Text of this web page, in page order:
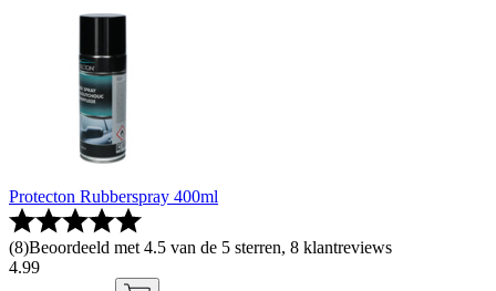
Protecton Rubberspray 400ml
(8)Beoordeeld met 4.5 van de 5 sterren, 8 klantreviews
4.99